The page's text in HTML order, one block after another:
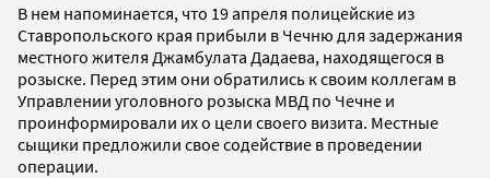
В нем напоминается, что 19 апреля полицейские из
Ставропольского края прибыли в Чечню для задержания
местного жителя Джамбулата Дадаева, находящегося в
розыске. Перед этим они обратились к своим коллегам в
Управлении уголовного розыска МВД по Чечне и
проинформировали их о цели своего визита. Местные
сыщики предложили свое содействие в проведении
операции.